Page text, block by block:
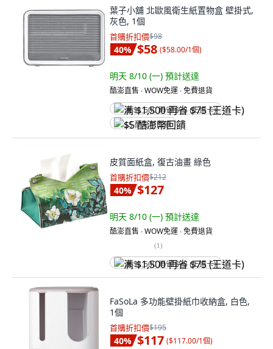
葉子小舖 北歐風衛生紙置物盒 壁掛式,
灰色, 1個
首購折扣價$98
40% $58 ($58.00/1個)
明天 8/10 (一) 預計送達
酷澎直售 ∙ WOW免運 ∙ 免費退貨
满 $1,500 再省 $75 (王道卡)
$5 酷澎幣回饋
皮質面紙盒, 復古油畫 綠色
首購折扣價$212
40% $127
明天 8/10 (一) 預計送達
酷澎直售 ∙ WOW免運 ∙ 免費退貨
(1)
满 $1,500 再省 $75 (王道卡)
FaSoLa 多功能壁掛紙巾收納盒, 白色,
1個
首購折扣價$195
40% $117 ($117.00/1個)